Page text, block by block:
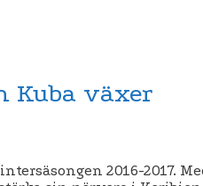
Kuba växer
2016-2017.